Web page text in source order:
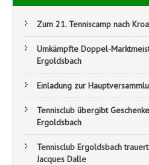
Zum 21. Tenniscamp nach
Umkämpfte Doppel-
Ergoldsbach
Einladung zur
Tennisclub übergibt
Ergoldsbach
Tennisclub Ergoldsbach
Jacques Dalle